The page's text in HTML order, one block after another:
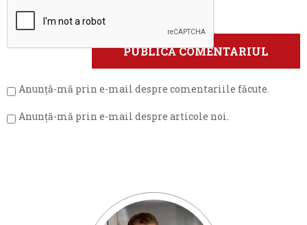
Anunță-mă prin e-mail despre comentariile făcute.
Anunță-mă prin e-mail despre articole noi.